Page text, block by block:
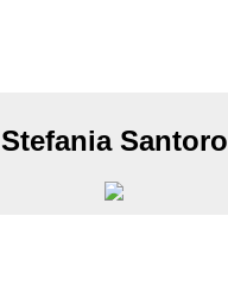
Stefania Santoro